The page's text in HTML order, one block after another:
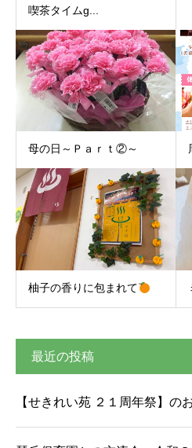
喫茶タイムɡ...
母の日～Ｐａｒｔ②～
柚子の香りに包まれて
最近の投稿
【せきれい苑 ２１周年祭】の